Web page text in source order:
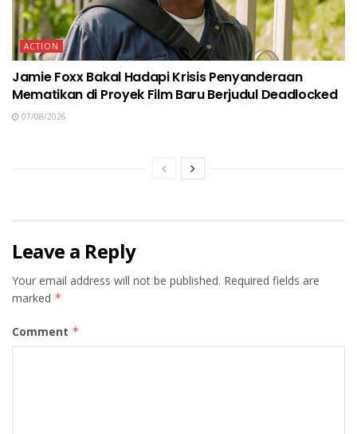
ACTION
Jamie Foxx Bakal Hadapi Krisis Penyanderaan
Mematikan di Proyek Film Baru Berjudul Deadlocked
07/08/2026
Leave a Reply
Your email address will not be published. Required fields are
marked *
Comment *